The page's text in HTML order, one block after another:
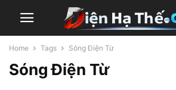
Home Tags Sóng Điện Từ
Sóng Điện Từ